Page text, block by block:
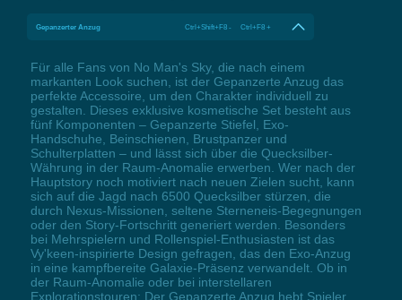
Gepanzerter Anzug Ctrl+Shift+F8 - Ctrl+F8 +
Für alle Fans von No Man's Sky, die nach einem
markanten Look suchen, ist der Gepanzerte Anzug das
perfekte Accessoire, um den Charakter individuell zu
gestalten. Dieses exklusive kosmetische Set besteht aus
fünf Komponenten – Gepanzerte Stiefel, Exo-
Handschuhe, Beinschienen, Brustpanzer und
Schulterplatten – und lässt sich über die Quecksilber-
Währung in der Raum-Anomalie erwerben. Wer nach der
Hauptstory noch motiviert nach neuen Zielen sucht, kann
sich auf die Jagd nach 6500 Quecksilber stürzen, die
durch Nexus-Missionen, seltene Sterneneis-Begegnungen
oder den Story-Fortschritt generiert werden. Besonders
bei Mehrspielern und Rollenspiel-Enthusiasten ist das
Vy'keen-inspirierte Design gefragen, das den Exo-Anzug
in eine kampfbereite Galaxie-Präsenz verwandelt. Ob in
der Raum-Anomalie oder bei interstellaren
Explorationstouren: Der Gepanzerte Anzug hebt Spieler